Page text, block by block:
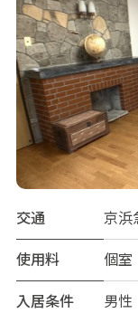
交通
京浜
使用料
個
入居条件
男